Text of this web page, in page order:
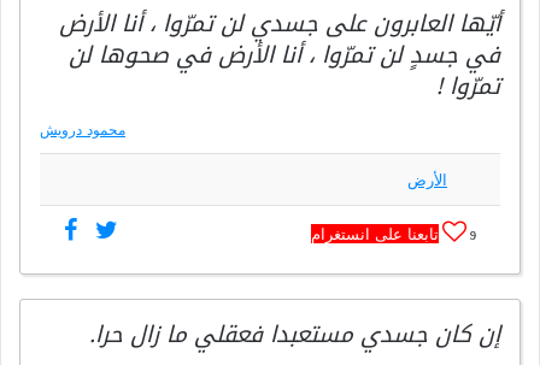
أيّها العابرون على جسدي لن تمرّوا ، أنا الأرض
في جسدٍ لن تمرّوا ، أنا الأرض في صحوها لن
تمرّوا !
محمود درويش
الأرض
9 تابعنا على انستغرام
إن كان جسدي مستعبدا فعقلي ما زال حرا.